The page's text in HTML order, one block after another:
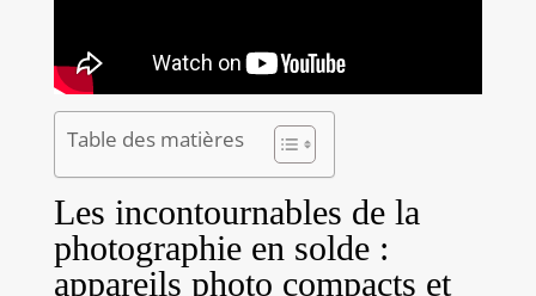
Table des matières
Les incontournables de la
photographie en solde :
appareils photo compacts et